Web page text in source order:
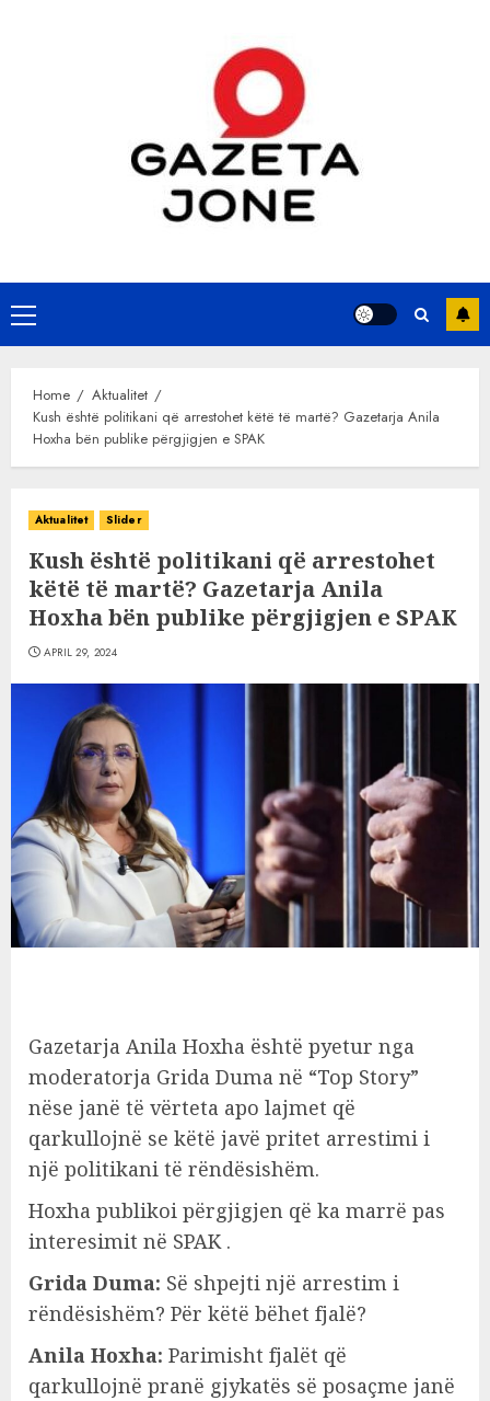
Primary
Menu
Home
Aktualitet
Kush është politikani që arrestohet këtë të martë? Gazetarja Anila
Hoxha bën publike përgjigjen e SPAK
Aktualitet Slider
Kush është politikani që arrestohet
këtë të martë? Gazetarja Anila
Hoxha bën publike përgjigjen e SPAK
APRIL 29, 2024
Gazetarja Anila Hoxha është pyetur nga
moderatorja Grida Duma në “Top Story”
nëse janë të vërteta apo lajmet që
qarkullojnë se këtë javë pritet arrestimi i
një politikani të rëndësishëm.
Hoxha publikoi përgjigjen që ka marrë pas
interesimit në SPAK .
Grida Duma: Së shpejti një arrestim i
rëndësishëm? Për këtë bëhet fjalë?
Anila Hoxha: Parimisht fjalët që
qarkullojnë pranë gjykatës së posaçme janë